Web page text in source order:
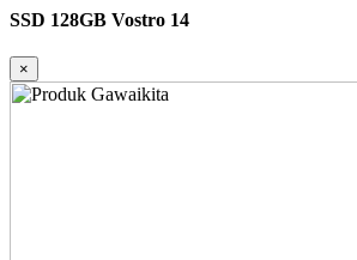
SSD 128GB Vostro 14
×